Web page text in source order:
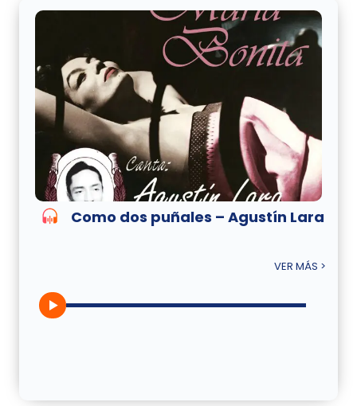
Como dos puñales – Agustín Lara
VER MÁS >